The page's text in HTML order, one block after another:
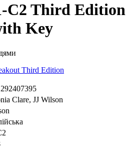
C2 Third Edition
Key
Third Edition
Clare, JJ Wilson